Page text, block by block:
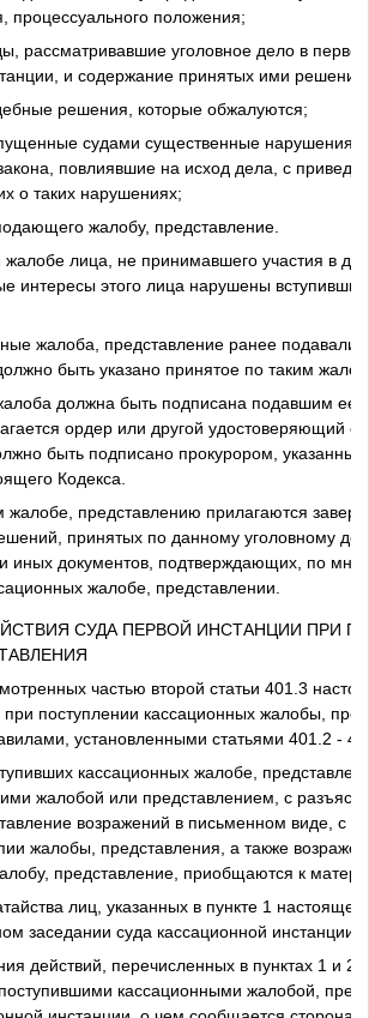
процессуального положения;
рассматривавшие уголовное дело в
и содержание принятых ими решений;
решения, которые обжалуются;
судами существенные нарушения
повлиявшие на исход дела, с
о таких нарушениях;
жалобу, представление.
жалобе лица, не принимавшего участия в
интересы этого лица нарушены
жалоба, представление ранее
быть указано принятое по таким
должна быть подписана подавшим ее
ордер или другой удостоверяющий
быть подписано прокурором, указанным
Кодекса.
жалобе, представлению прилагаются
принятых по данному уголовному
иных документов, подтверждающих, по
жалобе, представлении.
СУДА ПЕРВОЙ ИНСТАНЦИИ ПРИ
частью второй статьи 401.3
при поступлении кассационных жалобы,
установленными статьями 401.2 -
кассационных жалобе,
жалобой или представлением, с
возражений в письменном виде, с
жалобы, представления, а также
представление, приобщаются к
лиц, указанных в пункте 1 настоящей
заседании суда кассационной инстанции;
действий, перечисленных в пунктах 1 и 2
кассационными жалобой,